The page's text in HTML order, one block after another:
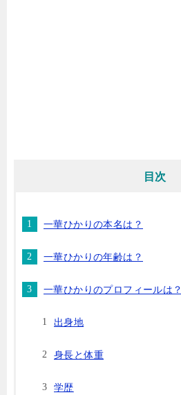
目次
一華ひかりの本名は？
一華ひかりの年齢は？
一華ひかりのプロフィールは？
出身地
身長と体重
学歴